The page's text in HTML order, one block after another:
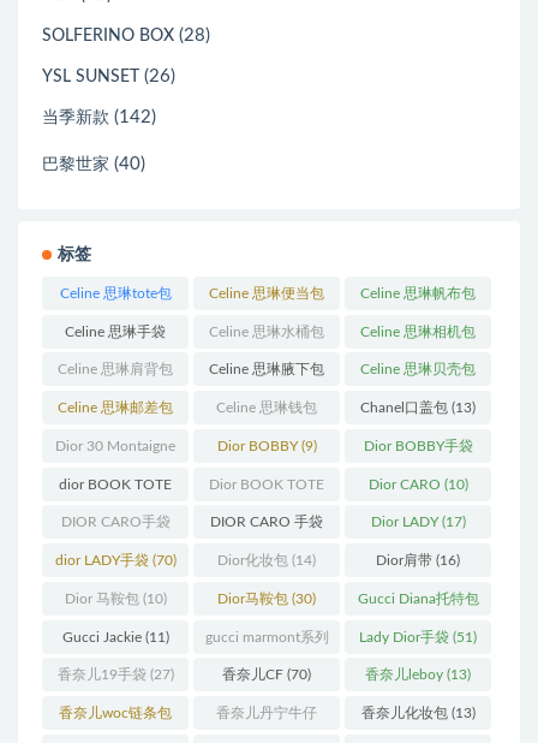
SOLFERINO BOX (28)
YSL SUNSET (26)
当季新款 (142)
巴黎世家 (40)
标签
Celine 思琳tote包
(23)
Celine 思琳便当包
(14)
Celine 思琳帆布包
(18)
Celine 思琳手袋
(250)
Celine 思琳水桶包
(55)
Celine 思琳相机包
(11)
Celine 思琳肩背包
(12)
Celine 思琳腋下包
(10)
Celine 思琳贝壳包
(12)
Celine 思琳邮差包
(13)
Celine 思琳钱包
(10)
Chanel口盖包 (13)
Dior 30 Montaigne
蒙田(31)
Dior BOBBY(9) Dior BOBBY手袋
(26)
dior BOOK TOTE
(12)
Dior BOOK TOTE
手袋(163)
Dior CARO (10)
DIOR CARO手袋
(11)
DIOR CARO 手袋
(31)
Dior LADY(17)
dior LADY手袋(70) Dior化妆包 (14) Dior肩带 (16)
Dior 马鞍包(10) Dior马鞍包 (30) Gucci Diana托特包
(11)
Gucci Jackie(11) gucci marmont系列
(19)
Lady Dior手袋 (51)
香奈儿19手袋 (27) 香奈儿CF (70) 香奈儿leboy (13)
香奈儿woc链条包 香奈儿丹宁牛仔 香奈儿化妆包(13)